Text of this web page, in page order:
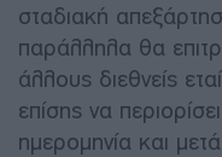
σταδιακή
παράλληλα θα
άλλους διεθνείς
επίσης να
ημερομηνία και